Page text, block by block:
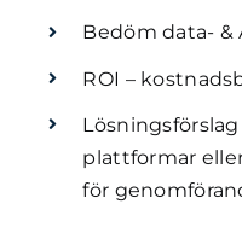
Bedöm data- &
ROI –
plattformar
för